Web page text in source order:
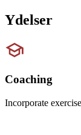
Ydelser
Coaching
Incorporate